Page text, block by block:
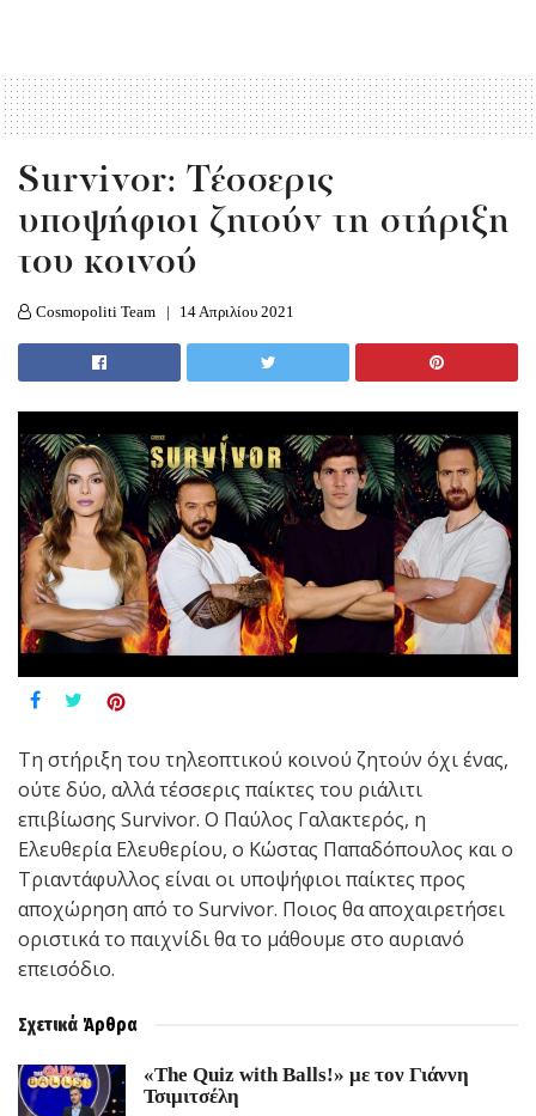
Survivor: Τέσσερις
υποψήφιοι ζητούν τη στήριξη
του κοινού
Cosmopoliti Team 14 Απριλίου 2021
Tη στήριξη του τηλεοπτικού κοινού ζητούν όχι ένας,
ούτε δύο, αλλά τέσσερις παίκτες του ριάλιτι
επιβίωσης Survivor. O Παύλος Γαλακτερός, η
Ελευθερία Ελευθερίου, ο Κώστας Παπαδόπουλος και ο
Τριαντάφυλλος είναι οι υποψήφιοι παίκτες προς
αποχώρηση από το Survivor. Ποιος θα αποχαιρετήσει
οριστικά το παιχνίδι θα το μάθουμε στο αυριανό
επεισόδιο.
Σχετικά Άρθρα
«The Quiz with Balls!» με τον Γιάννη
Τσιμιτσέλη